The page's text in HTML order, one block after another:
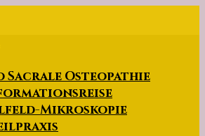
Sacrale Osteopathie
Mikroskopie